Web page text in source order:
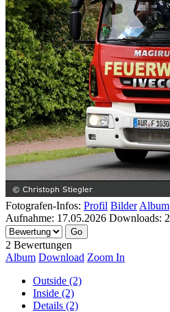
Fotografen-Infos: Profil Bilder Album
Aufnahme: 17.05.2026 Downloads: 2
2 Bewertungen
Album Download Zoom In
Outside (2)
Inside (2)
Details (2)